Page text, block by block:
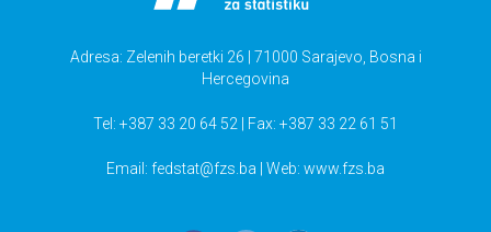
Adresa: Zelenih beretki 26 | 71000 Sarajevo, Bosna i
Hercegovina
Tel: +387 33 20 64 52 | Fax: +387 33 22 61 51
Email: fedstat@fzs.ba | Web: www.fzs.ba